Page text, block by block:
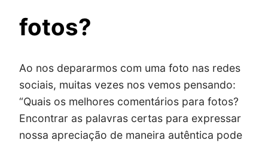
fotos?
Ao nos depararmos com uma foto nas redes
sociais, muitas vezes nos vemos pensando:
“Quais os melhores comentários para fotos?
Encontrar as palavras certas para expressar
nossa apreciação de maneira autêntica pode